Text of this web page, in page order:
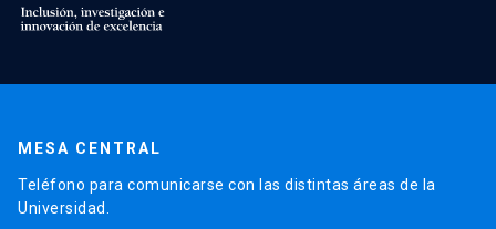
MESA CENTRAL
Teléfono para comunicarse con las distintas áreas de la
Universidad.